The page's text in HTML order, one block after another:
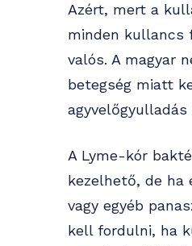
Azért, mert a
minden kullancs
valós. A magyar
betegség miatt
A Lyme-kór
kezelhető, de ha
vagy egyéb
kell fordulni, ha